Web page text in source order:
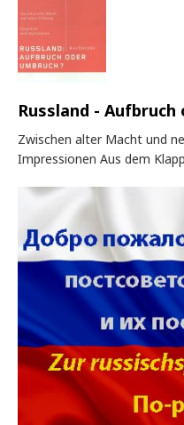
Russland - Aufbruch
Zwischen alter Macht und
Impressionen Aus dem